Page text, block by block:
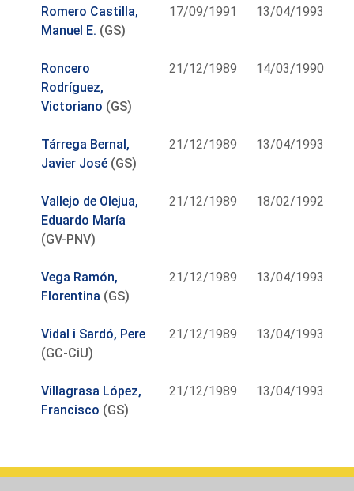
Romero Castilla,
Manuel E. (GS)
17/09/1991 13/04/1993
Roncero
Rodríguez,
Victoriano (GS)
21/12/1989 14/03/1990
Tárrega Bernal,
Javier José (GS)
21/12/1989 13/04/1993
Vallejo de Olejua,
Eduardo María
(GV-PNV)
21/12/1989 18/02/1992
Vega Ramón,
Florentina (GS)
21/12/1989 13/04/1993
Vidal i Sardó, Pere
(GC-CiU)
21/12/1989 13/04/1993
Villagrasa López,
Francisco (GS)
21/12/1989 13/04/1993